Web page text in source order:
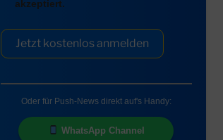
akzeptiert.
Jetzt kostenlos anmelden
Oder für Push-News direkt auf's Handy:
WhatsApp Channel